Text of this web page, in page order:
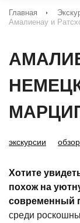
Главная
Амалиенау и
экскурсии
Хотите
похож на
современный
среди